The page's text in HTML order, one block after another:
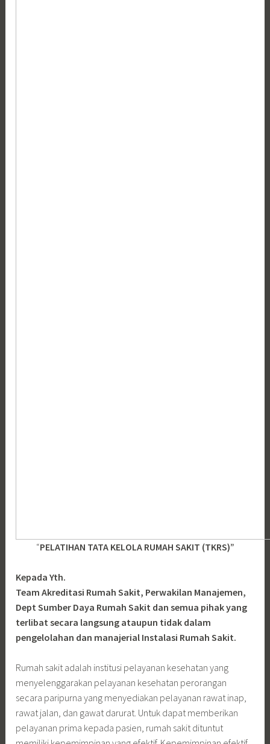
“PELATIHAN TATA KELOLA RUMAH SAKIT (TKRS)”
Kepada Yth.
Team Akreditasi Rumah Sakit, Perwakilan Manajemen,
Dept Sumber Daya Rumah Sakit dan semua pihak yang
terlibat secara langsung ataupun tidak dalam
pengelolahan dan manajerial Instalasi Rumah Sakit.
Rumah sakit adalah institusi pelayanan kesehatan yang
menyelenggarakan pelayanan kesehatan perorangan
secara paripurna yang menyediakan pelayanan rawat inap,
rawat jalan, dan gawat darurat. Untuk dapat memberikan
pelayanan prima kepada pasien, rumah sakit dituntut